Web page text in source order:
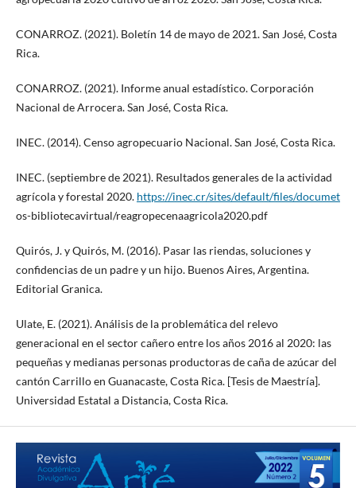
CONARROZ. (2021). Boletín 14 de mayo de 2021. San José, Costa
Rica.
CONARROZ. (2021). Informe anual estadístico. Corporación
Nacional de Arrocera. San José, Costa Rica.
INEC. (2014). Censo agropecuario Nacional. San José, Costa Rica.
INEC. (septiembre de 2021). Resultados generales de la actividad
agrícola y forestal 2020. https://inec.cr/sites/default/files/documet
os-bibliotecavirtual/reagropecenaagricola2020.pdf
Quirós, J. y Quirós, M. (2016). Pasar las riendas, soluciones y
confidencias de un padre y un hijo. Buenos Aires, Argentina.
Editorial Granica.
Ulate, E. (2021). Análisis de la problemática del relevo
generacional en el sector cañero entre los años 2016 al 2020: las
pequeñas y medianas personas productoras de caña de azúcar del
cantón Carrillo en Guanacaste, Costa Rica. [Tesis de Maestría].
Universidad Estatal a Distancia, Costa Rica.